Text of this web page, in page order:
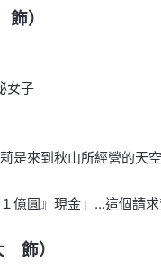
）
女子
是來到秋山所經營的天
億圓』現金」…這個請
飾）